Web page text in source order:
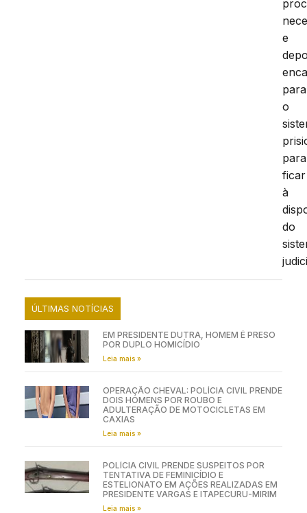
e
para
o
para
ficar
à
do
ÚLTIMAS NOTÍCIAS
EM PRESIDENTE DUTRA, HOMEM É PRESO
POR DUPLO HOMICÍDIO
Leia mais »
OPERAÇÃO CHEVAL: POLÍCIA CIVIL PRENDE
DOIS HOMENS POR ROUBO E
ADULTERAÇÃO DE MOTOCICLETAS EM
CAXIAS
Leia mais »
POLÍCIA CIVIL PRENDE SUSPEITOS POR
TENTATIVA DE FEMINICÍDIO E
ESTELIONATO EM AÇÕES REALIZADAS EM
PRESIDENTE VARGAS E ITAPECURU-MIRIM
Leia mais »